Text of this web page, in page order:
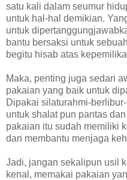
satu kali dalam seumur
untuk hal-hal demikian.
untuk
bantu bersaksi untuk
begitu hisab atas
Maka, penting juga sedari
pakaian yang baik untuk
Dipakai silaturahmi-
untuk shalat pun pantas
pakaian itu sudah memiliki
dan membantu menjaga
Jadi, jangan sekalipun usil
kenal, memakai pakaian